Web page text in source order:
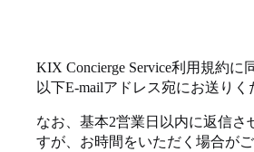
KIX Concierge Service利用規約に
以下E-mailアドレス宛にお送りく
なお、基本2営業日以内に返信さ
すが、お時間をいただく場合が